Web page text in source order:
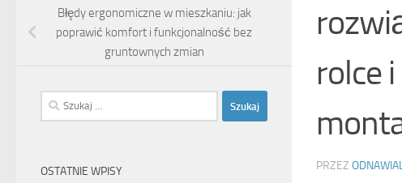
rolce
PRZEZ
Błędy ergonomiczne w mieszkaniu: jak
poprawić komfort i funkcjonalność bez
gruntownych zmian
Szukaj:
OSTATNIE WPISY